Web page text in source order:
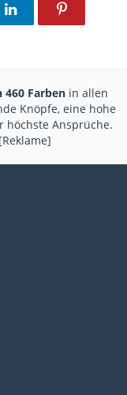
460 Farben in allen
Knöpfe, eine hohe
höchste Ansprüche.
[Reklame]